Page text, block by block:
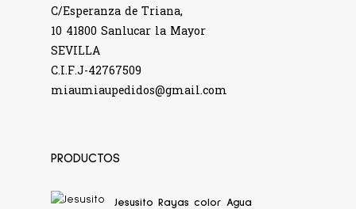
C/Esperanza de Triana,
10 41800 Sanlucar la Mayor
SEVILLA
C.I.F.J-42767509
miaumiaupedidos@gmail.com
PRODUCTOS
Jesusito Rayas color Agua